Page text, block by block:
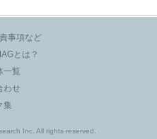
事項など
とは？
一覧
わせ
集
Inc. All rights reserved.